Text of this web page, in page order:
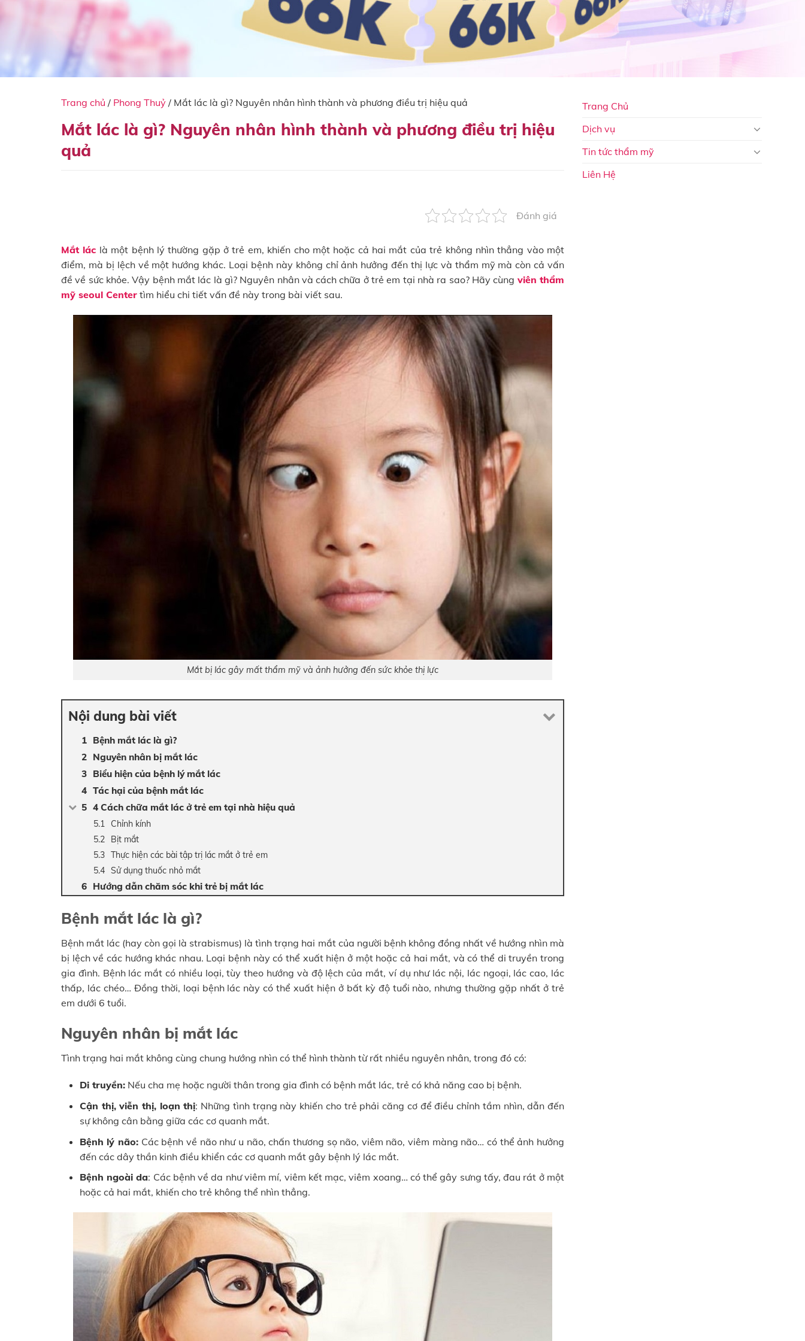
Trang chủ / Phong Thuỷ / Mắt lác là gì? Nguyên nhân hình thành và phương điều trị hiệu quả
Mắt lác là gì? Nguyên nhân hình thành và phương điều trị hiệu
quả
Đánh giá
Mắt lác là một bệnh lý thường gặp ở trẻ em, khiến cho một hoặc cả hai mắt của trẻ không nhìn thẳng vào một
điểm, mà bị lệch về một hướng khác. Loại bệnh này không chỉ ảnh hưởng đến thị lực và thẩm mỹ mà còn cả vấn
đề về sức khỏe. Vậy bệnh mắt lác là gì? Nguyên nhân và cách chữa ở trẻ em tại nhà ra sao? Hãy cùng viên thẩm
mỹ seoul Center tìm hiểu chi tiết vấn đề này trong bài viết sau.
Mắt bị lác gây mất thẩm mỹ và ảnh hưởng đến sức khỏe thị lực
Nội dung bài viết
Bệnh mắt lác là gì?
Nguyên nhân bị mắt lác
Biểu hiện của bệnh lý mắt lác
Tác hại của bệnh mắt lác
4 Cách chữa mắt lác ở trẻ em tại nhà hiệu quả
Chỉnh kính
Bịt mắt
Thực hiện các bài tập trị lác mắt ở trẻ em
Sử dụng thuốc nhỏ mắt
Hướng dẫn chăm sóc khi trẻ bị mắt lác
Bệnh mắt lác là gì?
Bệnh mắt lác (hay còn gọi là strabismus) là tình trạng hai mắt của người bệnh không đồng nhất về hướng nhìn mà
bị lệch về các hướng khác nhau. Loại bệnh này có thể xuất hiện ở một hoặc cả hai mắt, và có thể di truyền trong
gia đình. Bệnh lác mắt có nhiều loại, tùy theo hướng và độ lệch của mắt, ví dụ như lác nội, lác ngoại, lác cao, lác
thấp, lác chéo… Đồng thời, loại bệnh lác này có thể xuất hiện ở bất kỳ độ tuổi nào, nhưng thường gặp nhất ở trẻ
em dưới 6 tuổi.
Nguyên nhân bị mắt lác
Tình trạng hai mắt không cùng chung hướng nhìn có thể hình thành từ rất nhiều nguyên nhân, trong đó có:
Di truyền:Nếu cha mẹ hoặc người thân trong gia đình có bệnh mắt lác, trẻ có khả năng cao bị bệnh.
Cận thị, viễn thị, loạn thị: Những tình trạng này khiến cho trẻ phải căng cơ để điều chỉnh tầm nhìn, dẫn đến
sự không cân bằng giữa các cơ quanh mắt.
Bệnh lý não: Các bệnh về não như u não, chấn thương sọ não, viêm não, viêm màng não… có thể ảnh hưởng
đến các dây thần kinh điều khiển các cơ quanh mắt gây bệnh lý lác mắt.
Bệnh ngoài da: Các bệnh về da như viêm mí, viêm kết mạc, viêm xoang… có thể gây sưng tấy, đau rát ở một
hoặc cả hai mắt, khiến cho trẻ không thể nhìn thẳng.
Trang Chủ
Dịch vụ
Tin tức thẩm mỹ
Liên Hệ